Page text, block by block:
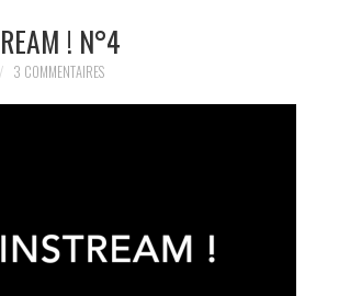
! N°4
3 COMMENTAIRES